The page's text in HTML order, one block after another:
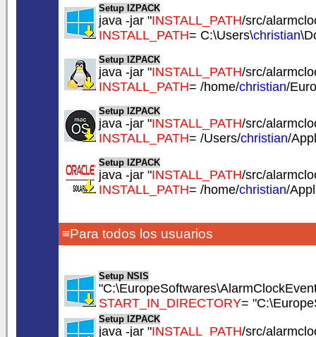
Setup IZPACK
java -jar "INSTALL_PATH/src/
INSTALL_PATH= C:\Users\christian
Setup IZPACK
java -jar "INSTALL_PATH/src/
INSTALL_PATH= /home/christian/
Setup IZPACK
java -jar "INSTALL_PATH/src/
INSTALL_PATH= /Users/christian/
Setup IZPACK
java -jar "INSTALL_PATH/src/
INSTALL_PATH= /home/christian/
≡Para todos los usuarios
Setup NSIS
START_IN_DIRECTORY=
Setup IZPACK
java -jar "INSTALL_PATH/src/